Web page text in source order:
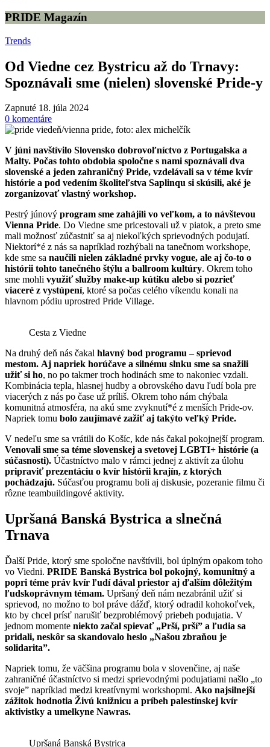
PRIDE Magazín
Trends
Od Viedne cez Bystricu až do Trnavy:
Spoznávali sme (nielen) slovenské Pride-y
Zapnuté 18. júla 2024
0 komentáre
V júni navštívilo Slovensko dobrovoľníctvo z Portugalska a
Malty. Počas tohto obdobia spoločne s nami spoznávali dva
slovenské a jeden zahraničný Pride, vzdelávali sa v téme kvír
histórie a pod vedením školiteľstva Saplinqu si skúsili, aké je
zorganizovať vlastný workshop.
Pestrý júnový program sme zahájili vo veľkom, a to návštevou
Vienna Pride. Do Viedne sme pricestovali už v piatok, a preto sme
mali možnosť zúčastniť sa aj niekoľkých sprievodných podujatí.
Niektorí*é z nás sa napríklad rozhýbali na tanečnom workshope,
kde sme sa naučili nielen základné prvky vogue, ale aj čo-to o
histórii tohto tanečného štýlu a ballroom kultúry. Okrem toho
sme mohli využiť služby make-up kútiku alebo si pozrieť
viaceré z vystúpení, ktoré sa počas celého víkendu konali na
hlavnom pódiu uprostred Pride Village.
Cesta z Viedne
Na druhý deň nás čakal hlavný bod programu – sprievod
mestom. Aj napriek horúčave a silnému slnku sme sa snažili
užiť si ho, no po takmer troch hodinách sme to nakoniec vzdali.
Kombinácia tepla, hlasnej hudby a obrovského davu ľudí bola pre
viacerých z nás po čase už príliš. Okrem toho nám chýbala
komunitná atmosféra, na akú sme zvyknutí*é z menších Pride-ov.
Napriek tomu bolo zaujímavé zažiť aj takýto veľký Pride.
V nedeľu sme sa vrátili do Košíc, kde nás čakal pokojnejší program.
Venovali sme sa téme slovenskej a svetovej LGBTI+ histórie (a
súčasnosti). Účastníctvo malo v rámci jednej z aktivít za úlohu
pripraviť prezentáciu o kvír histórii krajín, z ktorých
pochádzajú. Súčasťou programu boli aj diskusie, pozeranie filmu či
rôzne teambuildingové aktivity.
Upršaná Banská Bystrica a slnečná
Trnava
Ďalší Pride, ktorý sme spoločne navštívili, bol úplným opakom toho
vo Viedni. PRIDE Banská Bystrica bol pokojný, komunitný a
popri téme práv kvír ľudí dával priestor aj ďalším dôležitým
ľudskoprávnym témam. Upršaný deň nám nezabránil užiť si
sprievod, no možno to bol práve dážď, ktorý odradil kohokoľvek,
kto by chcel prísť narušiť bezproblémový priebeh podujatia. V
jednom momente niekto začal spievať „Prší, prší” a ľudia sa
pridali, neskôr sa skandovalo heslo „Našou zbraňou je
solidarita”.
Napriek tomu, že väčšina programu bola v slovenčine, aj naše
zahraničné účastníctvo si medzi sprievodnými podujatiami našlo „to
svoje” napríklad medzi kreatívnymi workshopmi. Ako najsilnejší
zážitok hodnotia Živú knižnicu a príbeh palestínskej kvír
aktivistky a umelkyne Nawras.
Upršaná Banská Bystrica